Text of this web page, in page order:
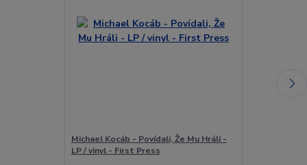
Michael Kocáb - Povídali, Že Mu Hráli -
LP / vinyl - First Press